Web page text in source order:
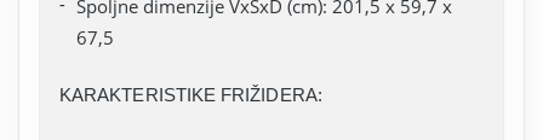
Spoljne dimenzije VxŠxD (cm): 201,5 x 59,7 x
67,5
KARAKTERISTIKE FRIŽIDERA: